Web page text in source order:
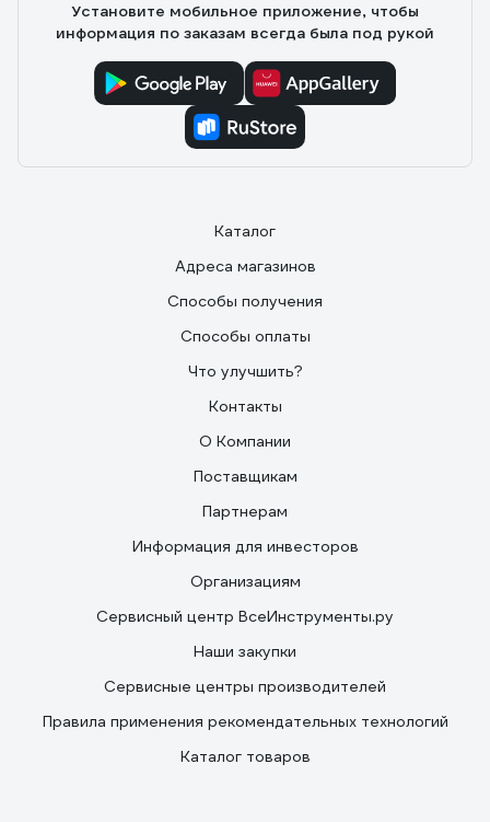
Установите мобильное приложение, чтобы
информация по заказам всегда была под рукой
Каталог
Адреса магазинов
Способы получения
Способы оплаты
Что улучшить?
Контакты
О Компании
Поставщикам
Партнерам
Информация для инвесторов
Организациям
Сервисный центр ВсеИнструменты.ру
Наши закупки
Сервисные центры производителей
Правила применения рекомендательных технологий
Каталог товаров